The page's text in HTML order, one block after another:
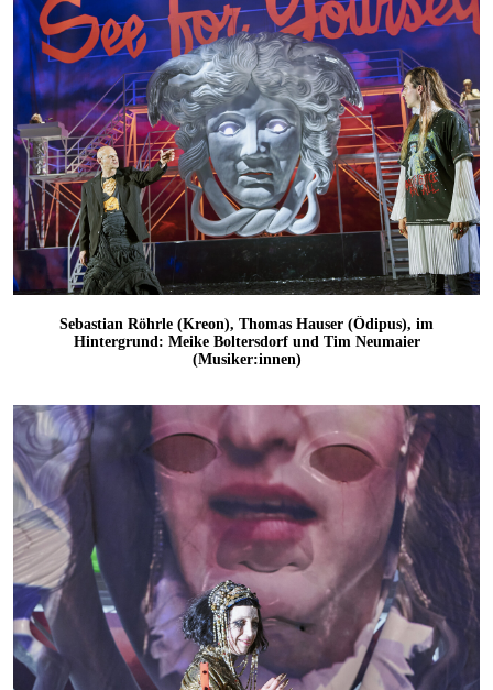
Sebastian Röhrle (Kreon), Thomas Hauser (Ödipus), im
Hintergrund: Meike Boltersdorf und Tim Neumaier
(Musiker:innen)